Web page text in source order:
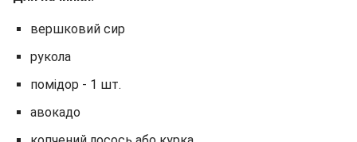
вершковий сир
рукола
помідор - 1 шт.
авокадо